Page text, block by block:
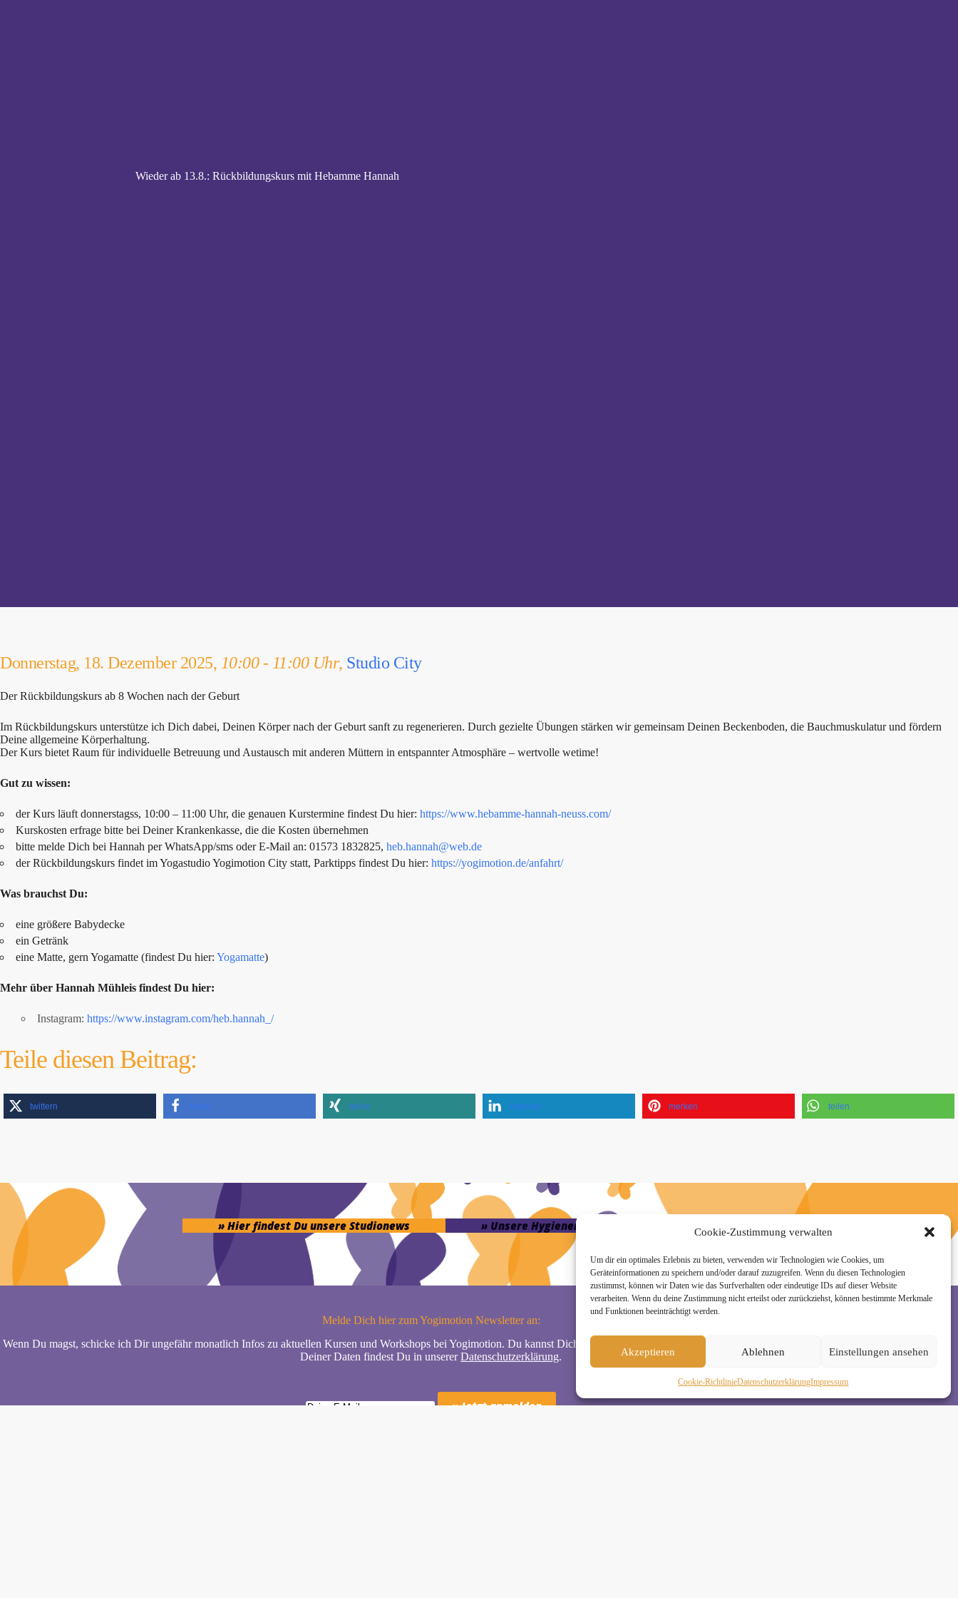
Cookie-Zustimmung verwalten
Um dir ein optimales Erlebnis zu bieten, verwenden wir Technologien wie Cookies, um
Geräteinformationen zu speichern und/oder darauf zuzugreifen. Wenn du diesen Technologien
zustimmst, können wir Daten wie das Surfverhalten oder eindeutige IDs auf dieser Website
verarbeiten. Wenn du deine Zustimmung nicht erteilst oder zurückziehst, können bestimmte Merkmale
und Funktionen beeinträchtigt werden.
Akzeptieren Ablehnen Einstellungen ansehen
Cookie-RichtlinieDaten­schutz­erklä­rungImpressum
Wieder ab 13.8.: Rückbildungskurs mit Hebamme Hannah
Donnerstag, 18. Dezember 2025, 10:00 - 11:00 Uhr, Studio City
Der Rückbildungskurs ab 8 Wochen nach der Geburt
Im Rückbildungskurs unterstütze ich Dich dabei, Deinen Körper nach der Geburt sanft zu regenerieren. Durch gezielte Übungen stärken wir gemeinsam Deinen Beckenboden, die Bauchmuskulatur und fördern
Deine allgemeine Körperhaltung.
Der Kurs bietet Raum für individuelle Betreuung und Austausch mit anderen Müttern in entspannter Atmosphäre – wertvolle wetime!
Gut zu wissen:
der Kurs läuft donnerstagss, 10:00 – 11:00 Uhr, die genauen Kurstermine findest Du hier: https://www.hebamme-hannah-neuss.com/
Kurskosten erfrage bitte bei Deiner Krankenkasse, die die Kosten übernehmen
bitte melde Dich bei Hannah per WhatsApp/sms oder E-Mail an: 01573 1832825, heb.hannah@web.de
der Rückbildungskurs findet im Yogastudio Yogimotion City statt, Parktipps findest Du hier: https://yogimotion.de/anfahrt/
Was brauchst Du:
eine größere Babydecke
ein Getränk
eine Matte, gern Yogamatte (findest Du hier: Yogamatte)
Mehr über Hannah Mühleis findest Du hier:
Instagram: https://www.instagram.com/heb.hannah_/
Teile diesen Beitrag:
twittern teilen teilen mitteilen merken teilen
» Hier findest Du unsere Studionews » Unsere Hygienemassnahmen
Melde Dich hier zum Yogimotion Newsletter an:
Wenn Du magst, schicke ich Dir ungefähr monatlich Infos zu aktuellen Kursen und Workshops bei Yogimotion. Du kannst Dich natürlich jederzeit wieder abmelden. Alle Details zur Nutzung
Deiner Daten findest Du in unsererDatenschutzerklärung.